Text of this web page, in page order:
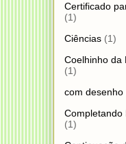
Certificado
(1)
Ciências (1)
Coelhinho da
(1)
com desenho
Completando
(1)